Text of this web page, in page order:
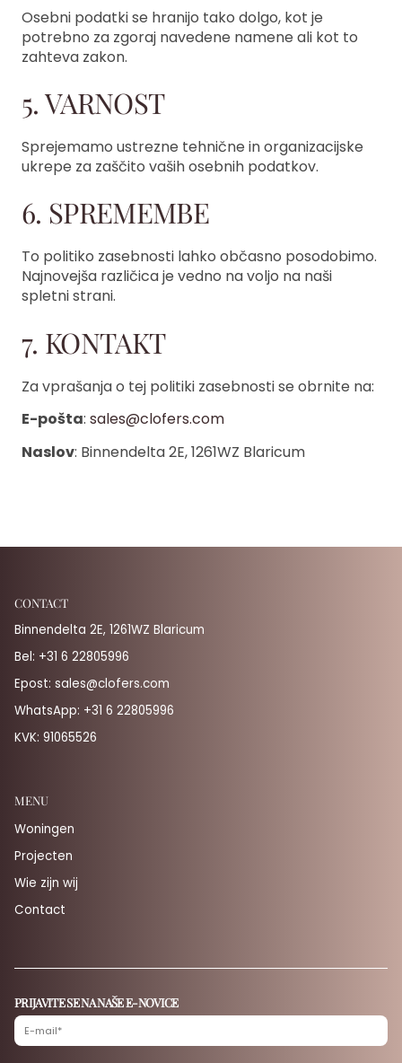
Osebni podatki se hranijo tako dolgo, kot je
potrebno za zgoraj navedene namene ali kot to
zahteva zakon.
5. VARNOST
Sprejemamo ustrezne tehnične in organizacijske
ukrepe za zaščito vaših osebnih podatkov.
6. SPREMEMBE
To politiko zasebnosti lahko občasno posodobimo.
Najnovejša različica je vedno na voljo na naši
spletni strani.
7. KONTAKT
Za vprašanja o tej politiki zasebnosti se obrnite na:
E-pošta: sales@clofers.com
Naslov: Binnendelta 2E, 1261WZ Blaricum
CONTACT
Binnendelta 2E, 1261WZ Blaricum
Bel: +31 6 22805996
Epost: sales@clofers.com
WhatsApp: +31 6 22805996
KVK: 91065526
MENU
Woningen
Projecten
Wie zijn wij
Contact
PRIJAVITE SE NA NAŠE E-NOVICE